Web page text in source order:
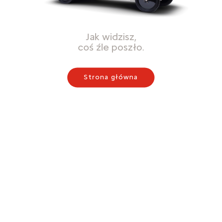
Jak widzisz,
coś źle poszło.
Strona główna